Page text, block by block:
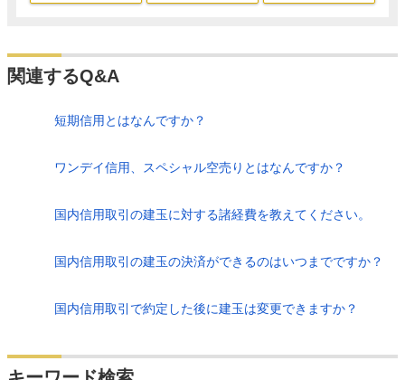
関連するQ&A
短期信用とはなんですか？
ワンデイ信用、スペシャル空売りとはなんですか？
国内信用取引の建玉に対する諸経費を教えてください。
国内信用取引の建玉の決済ができるのはいつまでですか？
国内信用取引で約定した後に建玉は変更できますか？